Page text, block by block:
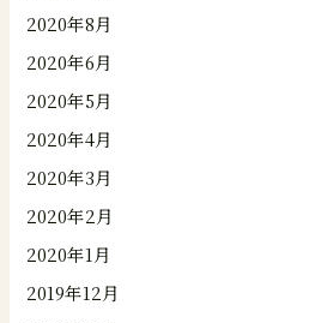
2020年8月
2020年6月
2020年5月
2020年4月
2020年3月
2020年2月
2020年1月
2019年12月